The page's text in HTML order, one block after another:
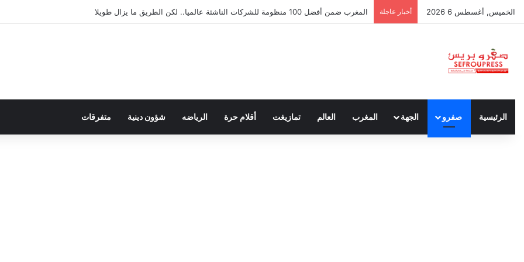
الخميس, أغسطس 6 2026 أخبار عاجلة سبتة ومليلية… حين يتحدث أنصار الديمقراطية بلسان الاستعمار
الرئيسية صفرو الجهة المغرب العالم تمازيغت أقلام حرة الرياضه شؤون دينية متفرقات